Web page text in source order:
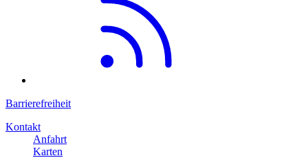
Barrierefreiheit
Kontakt
Anfahrt
Karten